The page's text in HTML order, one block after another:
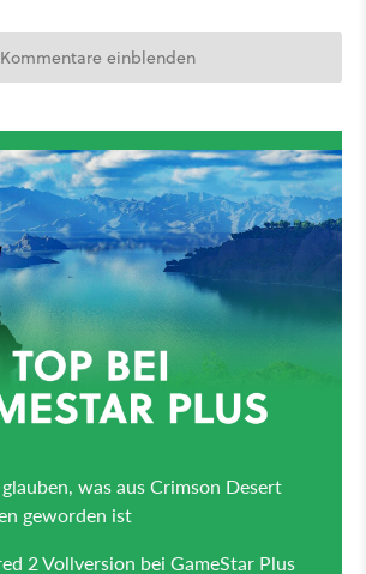
Kommentare einblenden